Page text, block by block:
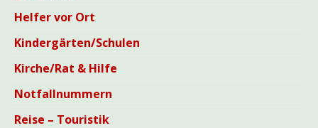
Helfer vor Ort
Kindergärten/Schulen
Kirche/Rat & Hilfe
Notfallnummern
Reise – Touristik